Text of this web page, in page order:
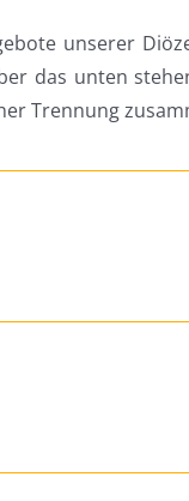
unserer
das unten
Trennung